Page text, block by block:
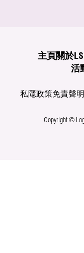
主頁關於
活
私隱政策免責聲明
Copyright ©